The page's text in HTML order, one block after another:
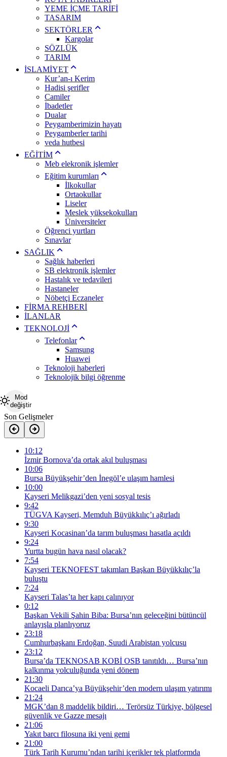
YEME İÇME TARİFİ
TASARIM
SEKTÖRLER
Kargolar
SÖZLÜK
TARIM
İSLAMİYET
Kur’an-ı Kerim
Hadisi şerifler
Camiler
İbadetler
Dualar
Peygamberimizin hayatı
Peygamberler tarihi
veda hutbesi
EĞİTİM
Meb elekronik işlemler
Eğitim kurumları
İlkokullar
Ortaokullar
Liseler
Meslek yüksekokulları
Üniversiteler
Öğrenci yurtları
Sınavlar
SAĞLIK
Sağlık haberleri
SB elektronik işlemler
Hastalık ve tedavileri
Hastaneler
Nöbetçi Eczaneler
FİRMA REHBERİ
İLANLAR
TEKNOLOJİ
Telefonlar
Samsung
Huawei
Teknoloji haberleri
Teknolojik bilgi öğrenme
Mod
değiştir
Son Gelişmeler
10:12
İzmir Bornova’da ortak akıl buluşması
10:06
Bursa Büyükşehir’den İnegöl’e ulaşım hamlesi
10:00
Kayseri Melikgazi’den yeni sosyal tesis
9:42
TÜGVA Kayseri, Memduh Büyükkılıç’ı ağırladı
9:30
Kayseri Kocasinan’da tarım buluşması hasatla açıldı
9:24
Yurtta bugün hava nasıl olacak?
7:54
Kayseri TEKNOFEST takımları Başkan Büyükkılıç’la
buluştu
7:24
Kayseri Talas’ta her kapı çalınıyor
0:12
Başkan Vekili Şahin Biba: Bursa’nın geleceğini bütüncül
anlayışla planlıyoruz
23:18
Cumhurbaşkanı Erdoğan, Suudi Arabistan yolcusu
23:12
Bursa’da TEKNOSAB KOBİ OSB tanıtıldı… Bursa’nın
kalkınma yolculuğunda yeni dönem
21:30
Kocaeli Darıca’ya Büyükşehir’den modern ulaşım yatırımı
21:24
MGK’dan 8 maddelik bildiri… Terörsüz Türkiye, bölgesel
güvenlik ve Gazze mesajı
21:06
Yakıt barcı filosuna iki yeni gemi
21:00
Türk Tarih Kurumu’ndan tarihi içerikler tek platformda